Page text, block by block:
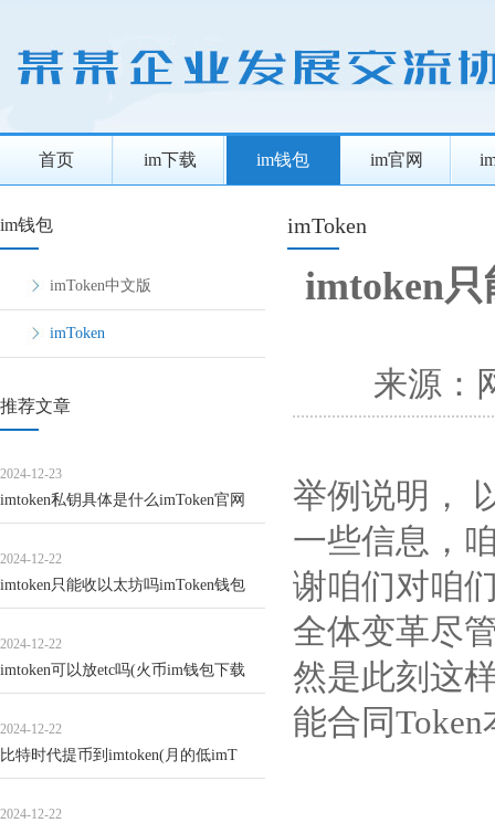
首页 im下载 im钱包 im官网
im钱包
imToken中文版
imToken
推荐文章
2024-12-23
imtoken私钥具体是什么imToken官网
2024-12-22
imtoken只能收以太坊吗imToken钱包
2024-12-22
imtoken可以放etc吗(火币im钱包下载
2024-12-22
比特时代提币到imtoken(月的低imT
2024-12-22
imToken
imtoken
来源：
举例说明，
一些信息，
谢咱们对咱
全体变革尽
然是此刻这
能合同